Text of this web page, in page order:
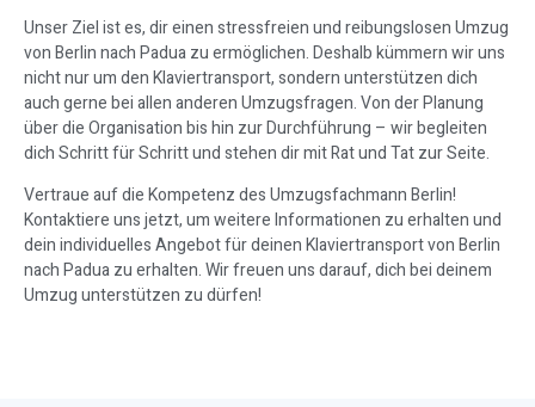
Unser Ziel ist es, dir einen stressfreien und reibungslosen Umzug
von Berlin nach Padua zu ermöglichen. Deshalb kümmern wir uns
nicht nur um den Klaviertransport, sondern unterstützen dich
auch gerne bei allen anderen Umzugsfragen. Von der Planung
über die Organisation bis hin zur Durchführung – wir begleiten
dich Schritt für Schritt und stehen dir mit Rat und Tat zur Seite.
Vertraue auf die Kompetenz des Umzugsfachmann Berlin!
Kontaktiere uns jetzt, um weitere Informationen zu erhalten und
dein individuelles Angebot für deinen Klaviertransport von Berlin
nach Padua zu erhalten. Wir freuen uns darauf, dich bei deinem
Umzug unterstützen zu dürfen!